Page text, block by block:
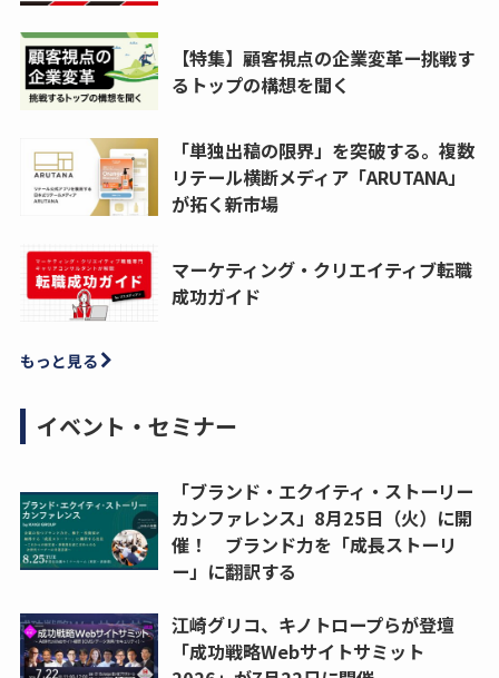
【特集】顧客視点の企業変革ー挑戦す
るトップの構想を聞く
「単独出稿の限界」を突破する。複数
リテール横断メディア「ARUTANA」
が拓く新市場
マーケティング・クリエイティブ転職
成功ガイド
もっと見る
イベント・セミナー
「ブランド・エクイティ・ストーリー
カンファレンス」8月25日（火）に開
催！ ブランド力を「成長ストーリ
ー」に翻訳する
江崎グリコ、キノトロープらが登壇
「成功戦略Webサイトサミット